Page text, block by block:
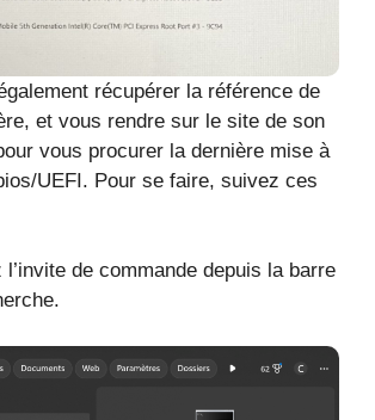
récupérer la référence de
et vous rendre sur le site de son
vous procurer la dernière mise à
UEFI. Pour se faire, suivez ces
l’invite de commande depuis la barre